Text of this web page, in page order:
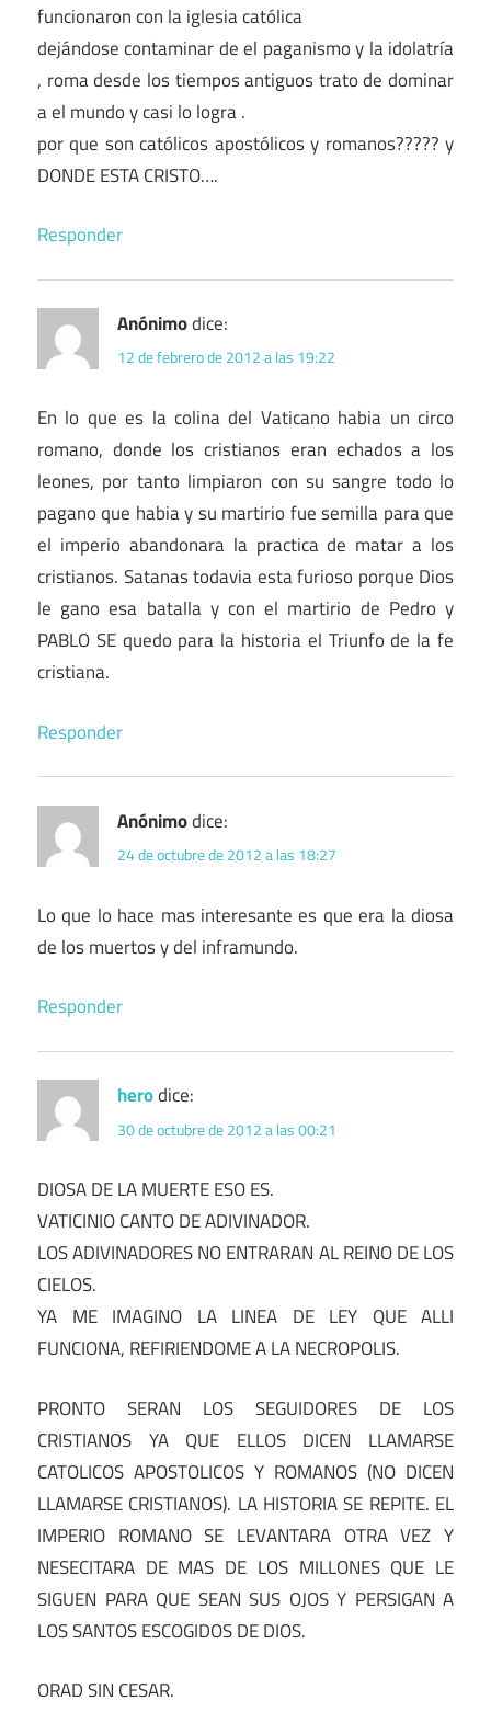
funcionaron con la iglesia católica
dejándose contaminar de el paganismo y la idolatría
, roma desde los tiempos antiguos trato de dominar
a el mundo y casi lo logra .
por que son católicos apostólicos y romanos????? y
DONDE ESTA CRISTO….
Responder
Anónimodice:
12 de febrero de 2012 a las 19:22
En lo que es la colina del Vaticano habia un circo
romano, donde los cristianos eran echados a los
leones, por tanto limpiaron con su sangre todo lo
pagano que habia y su martirio fue semilla para que
el imperio abandonara la practica de matar a los
cristianos. Satanas todavia esta furioso porque Dios
le gano esa batalla y con el martirio de Pedro y
PABLO SE quedo para la historia el Triunfo de la fe
cristiana.
Responder
Anónimodice:
24 de octubre de 2012 a las 18:27
Lo que lo hace mas interesante es que era la diosa
de los muertos y del inframundo.
Responder
herodice:
30 de octubre de 2012 a las 00:21
DIOSA DE LA MUERTE ESO ES.
VATICINIO CANTO DE ADIVINADOR.
LOS ADIVINADORES NO ENTRARAN AL REINO DE LOS
CIELOS.
YA ME IMAGINO LA LINEA DE LEY QUE ALLI
FUNCIONA, REFIRIENDOME A LA NECROPOLIS.
PRONTO SERAN LOS SEGUIDORES DE LOS
CRISTIANOS YA QUE ELLOS DICEN LLAMARSE
CATOLICOS APOSTOLICOS Y ROMANOS (NO DICEN
LLAMARSE CRISTIANOS). LA HISTORIA SE REPITE. EL
IMPERIO ROMANO SE LEVANTARA OTRA VEZ Y
NESECITARA DE MAS DE LOS MILLONES QUE LE
SIGUEN PARA QUE SEAN SUS OJOS Y PERSIGAN A
LOS SANTOS ESCOGIDOS DE DIOS.
ORAD SIN CESAR.